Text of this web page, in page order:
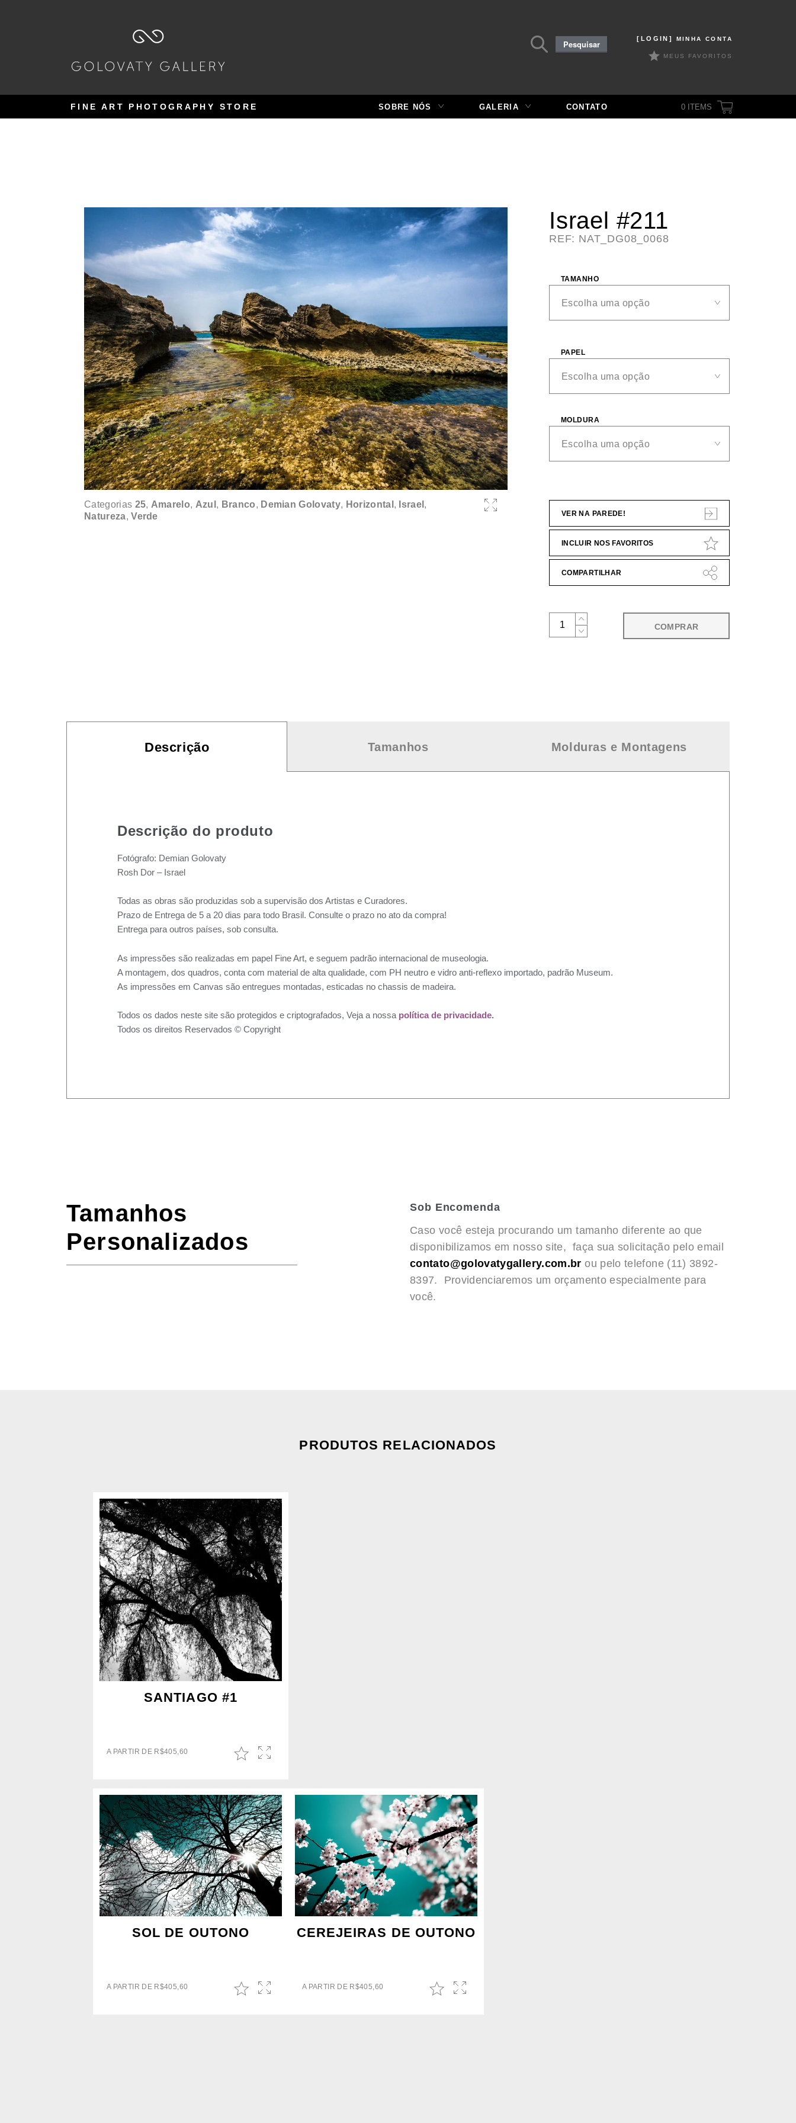
navegação
[LOGIN] MINHA CONTA
MEUS FAVORITOS
Pesquisar
por:Pesquisar
FINE ART PHOTOGRAPHY STORE SOBRE NÓS GALERIA CONTATO 0 ITEMS
Categorias 25, Amarelo, Azul , Branco, Demian Golovaty, Horizontal , Israel ,
Natureza,Verde
Israel #211
REF: NAT_DG08_0068
TAMANHO
PAPEL
MOLDURA
VER NA PAREDE!
INCLUIR NOS FAVORITOS
COMPARTILHAR
COMPRAR
Descrição Tamanhos Molduras e Montagens
Descrição do produto
Fotógrafo: Demian Golovaty
Rosh Dor – Israel
Todas as obras são produzidas sob a supervisão dos Artistas e Curadores.
Prazo de Entrega de 5 a 20 dias para todo Brasil. Consulte o prazo no ato da compra!
Entrega para outros países, sob consulta.
As impressões são realizadas em papel Fine Art, e seguem padrão internacional de museologia.
A montagem, dos quadros, conta com material de alta qualidade, com PH neutro e vidro anti-reflexo importado, padrão Museum.
As impressões em Canvas são entregues montadas, esticadas no chassis de madeira.
Todos os dados neste site são protegidos e criptografados, Veja a nossa política de privacidade.
Todos os direitos Reservados © Copyright
Tamanhos
Personalizados
Sob Encomenda
Caso você esteja procurando um tamanho diferente ao que
disponibilizamos em nosso site, faça sua solicitação pelo email
contato@golovatygallery.com.br ou pelo telefone (11) 3892-
8397. Providenciaremos um orçamento especialmente para
você.
PRODUTOS RELACIONADOS
SANTIAGO #1
A PARTIR DE R$405,60
SOL DE OUTONO
A PARTIR DE R$405,60
CEREJEIRAS DE OUTONO
A PARTIR DE R$405,60